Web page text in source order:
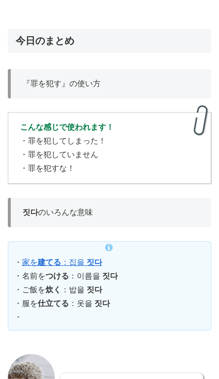
今日のまとめ
『罪を犯す』の使い方
こんな感じで使われます！
・罪を犯してしまった！
・罪を犯していません
・罪を犯すな！
짓다のいろんな意味
・ 家を建てる ：집을 짓다
・名前をつける ：이름을 짓다
・ご飯を炊く ：밥을 짓다
・服を仕立てる ：옷을 짓다
・